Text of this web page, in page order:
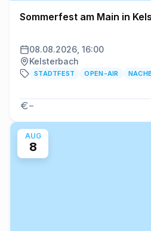
Sommerfest am Main in
08.08.2026, 16:00
Kelsterbach
STADTFEST OPEN-AIR
–
AUG
8